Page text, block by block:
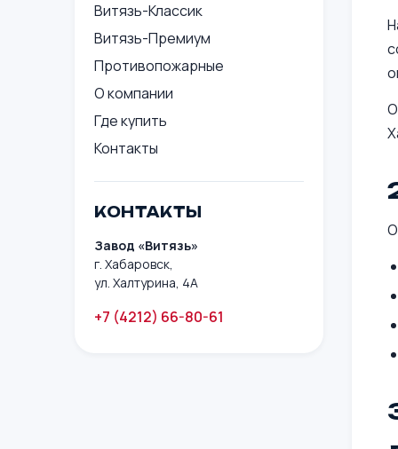
Витязь-Классик
Витязь-Премиум
Противопожарные
О компании
Где купить
Контакты
КОНТАКТЫ
Завод «Витязь»
г. Хабаровск,
ул. Халтурина, 4А
+7 (4212) 66-80-61